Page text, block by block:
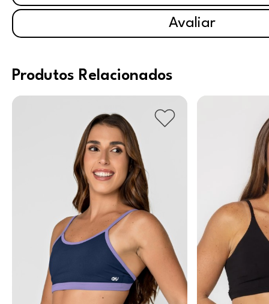
Avaliar
Produtos Relacionados